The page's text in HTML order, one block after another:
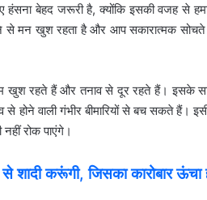
बेहद जरूरी है, क्योंकि इसकी वजह से
से मन खुश रहता है और आप सकारात्मक
रहते हैं और तनाव से दूर रहते हैं। इसके
वाली गंभीर बीमारियों से बच सकते हैं।
रोक पाएंगे।
करूंगी, जिसका कारोबार ऊंचा